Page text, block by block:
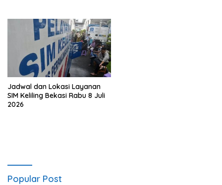
Jadwal dan Lokasi Layanan
SIM Keliling Bekasi Rabu 8 Juli
2026
Popular Post